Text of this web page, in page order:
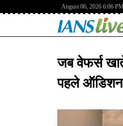
August 06, 2026 6:06 PM
जब वेफर्स
पहले ऑडिशन